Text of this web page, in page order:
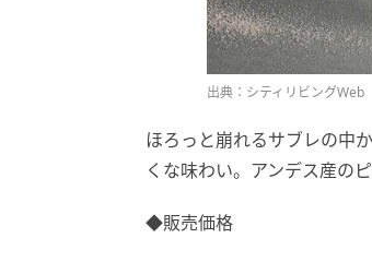
出典：シティリビングWeb
ほろっと崩れるサブレの中
くな味わい。アンデス産の
◆販売価格